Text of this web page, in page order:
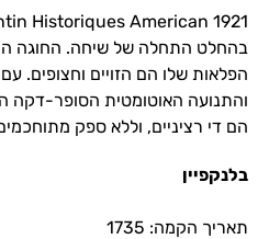
בהחלט התחלה של שיחה. החוגה
והתנועה האוטומטית הסופר-דקה
הם די רציניים, וללא ספק
בלנקפיין
תאריך הקמה: 1735